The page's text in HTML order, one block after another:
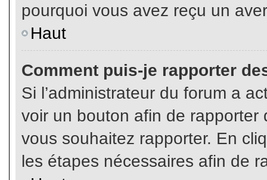
pourquoi vous avez reçu un
Haut
Comment puis-je rapporter
Si l’administrateur du forum a
voir un bouton afin de
vous souhaitez rapporter. En
les étapes nécessaires afin de